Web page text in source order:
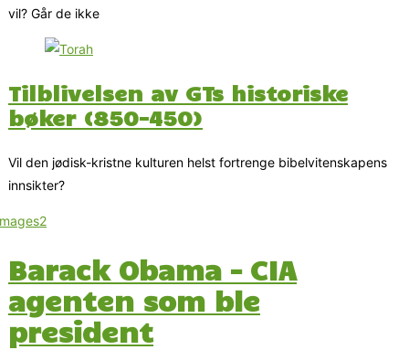
vil? Går de ikke
Tilblivelsen av GTs historiske
bøker (850-450)
Vil den jødisk-kristne kulturen helst fortrenge bibelvitenskapens
innsikter?
Barack Obama – CIA
agenten som ble
president